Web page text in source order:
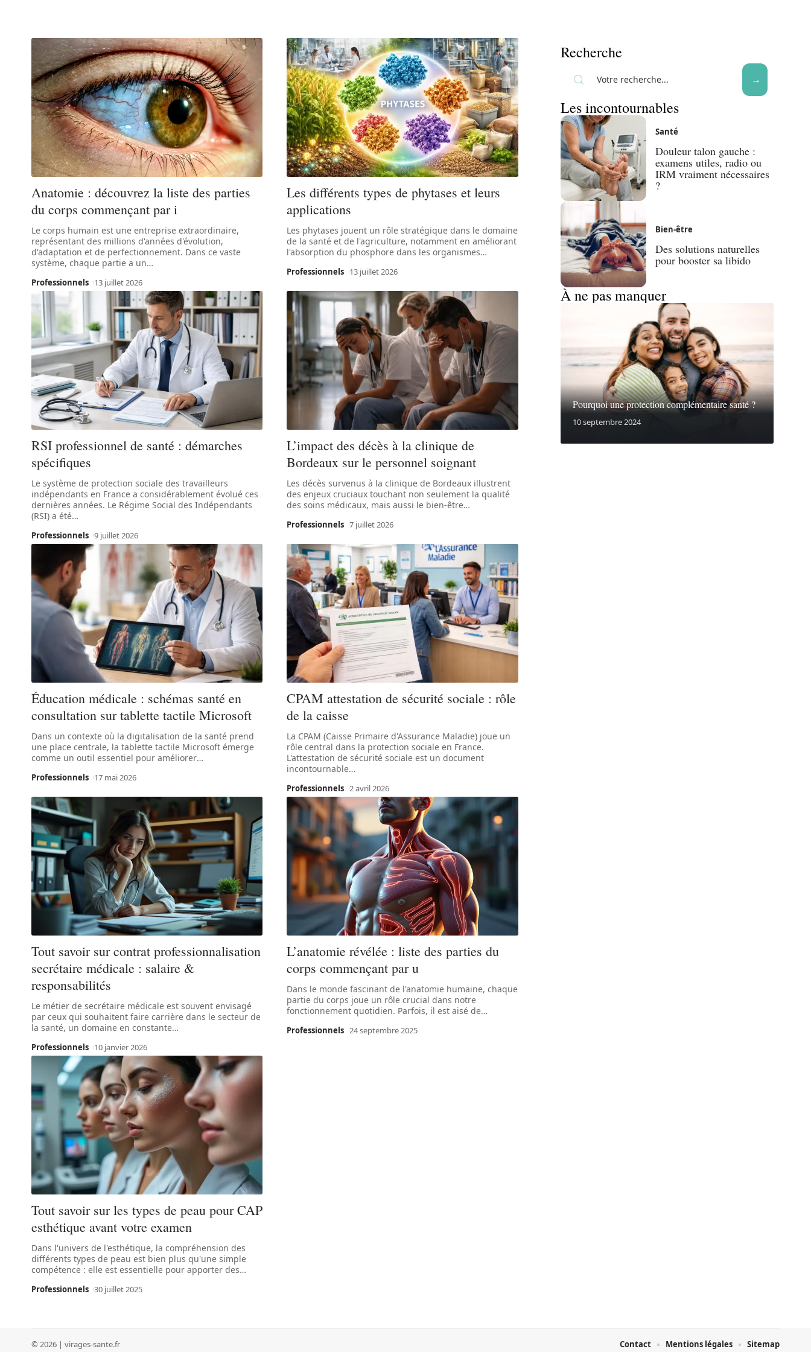
Anatomie : découvrez la liste des parties
du corps commençant par i
Le corps humain est une entreprise extraordinaire,
représentant des millions d'années d'évolution,
d'adaptation et de perfectionnement. Dans ce vaste
système, chaque partie a un…
Professionnels 13 juillet 2026
Les différents types de phytases et leurs
applications
Les phytases jouent un rôle stratégique dans le domaine
de la santé et de l'agriculture, notamment en améliorant
l'absorption du phosphore dans les organismes…
Professionnels 13 juillet 2026
RSI professionnel de santé : démarches
spécifiques
Le système de protection sociale des travailleurs
indépendants en France a considérablement évolué ces
dernières années. Le Régime Social des Indépendants
(RSI) a été…
Professionnels 9 juillet 2026
L’impact des décès à la clinique de
Bordeaux sur le personnel soignant
Les décès survenus à la clinique de Bordeaux illustrent
des enjeux cruciaux touchant non seulement la qualité
des soins médicaux, mais aussi le bien-être…
Professionnels 7 juillet 2026
Éducation médicale : schémas santé en
consultation sur tablette tactile Microsoft
Dans un contexte où la digitalisation de la santé prend
une place centrale, la tablette tactile Microsoft émerge
comme un outil essentiel pour améliorer…
Professionnels 17 mai 2026
CPAM attestation de sécurité sociale : rôle
de la caisse
La CPAM (Caisse Primaire d'Assurance Maladie) joue un
rôle central dans la protection sociale en France.
L'attestation de sécurité sociale est un document
incontournable…
Professionnels 2 avril 2026
Tout savoir sur contrat professionnalisation
secrétaire médicale : salaire &
responsabilités
Le métier de secrétaire médicale est souvent envisagé
par ceux qui souhaitent faire carrière dans le secteur de
la santé, un domaine en constante…
Professionnels 10 janvier 2026
L’anatomie révélée : liste des parties du
corps commençant par u
Dans le monde fascinant de l'anatomie humaine, chaque
partie du corps joue un rôle crucial dans notre
fonctionnement quotidien. Parfois, il est aisé de…
Professionnels 24 septembre 2025
Tout savoir sur les types de peau pour CAP
esthétique avant votre examen
Dans l'univers de l'esthétique, la compréhension des
différents types de peau est bien plus qu'une simple
compétence : elle est essentielle pour apporter des…
Professionnels 30 juillet 2025
Recherche
Les incontournables
Santé
Douleur talon gauche :
examens utiles, radio ou
IRM vraiment nécessaires
?
Bien-être
Des solutions naturelles
pour booster sa libido
À ne pas manquer
Pourquoi une protection complémentaire santé ?
10 septembre 2024
© 2026 | virages-sante.fr Contact Mentions légales Sitemap